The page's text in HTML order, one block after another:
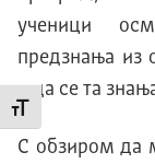
Промени величину
ученици
предзнања из
и да се та
С обзиром да